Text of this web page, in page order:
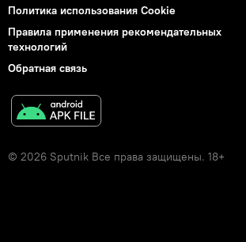
Политика использования Cookie
Правила применения рекомендательных
технологий
Обратная связь
© 2026 Sputnik Все права защищены. 18+